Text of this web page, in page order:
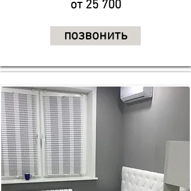
от 25 700
позвонить